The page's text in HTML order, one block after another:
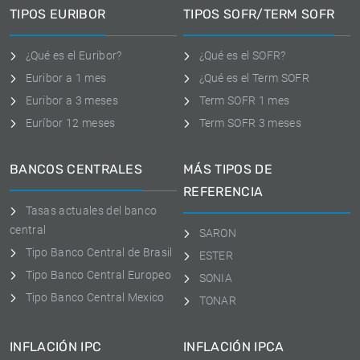
TIPOS EURIBOR
¿Qué es el Euribor?
Euribor a 1 mes
Euribor a 3 meses
Euríbor 12 meses
TIPOS SOFR/TERM SOFR
¿Qué es el SOFR?
¿Qué es el Term SOFR
Term SOFR 1 mes
Term SOFR 3 meses
BANCOS CENTRALES
Tasas actuales del banco
central
Tipo Banco Central de Brasil
Tipo Banco Central Europeo
Tipo Banco Central Mexico
MÁS TIPOS DE
REFERENCIA
SARON
ESTER
SONIA
TONAR
INFLACIÓN IPC INFLACIÓN IPCA